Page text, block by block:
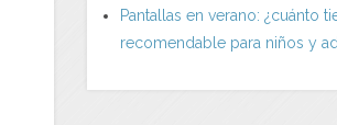
Pantallas en verano: ¿cuánto
recomendable para niños y